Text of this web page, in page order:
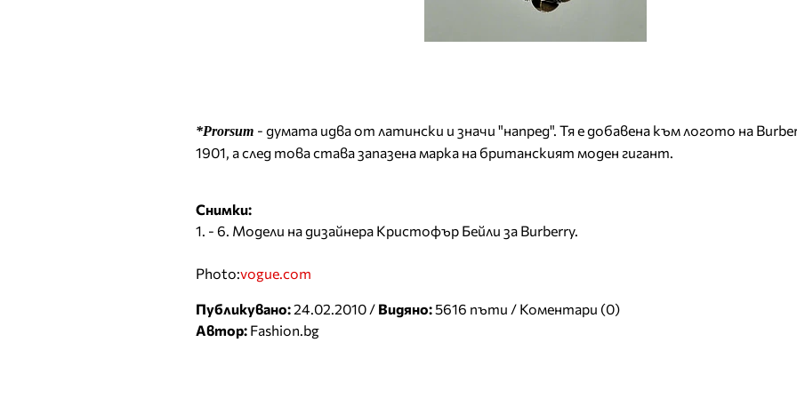
*Prorsum - думата идва от латински и значи "напред". Тя е добавена към логото на
1901, а след това става запазена марка на британският моден гигант.
Снимки:
1. - 6. Модели на дизайнера Кристофър Бейли за Burberry.
Photo:vogue.com
Публикувано:24.02.2010 / Видяно: 5616 пъти / Коментари (0)
Автор: Fashion.bg